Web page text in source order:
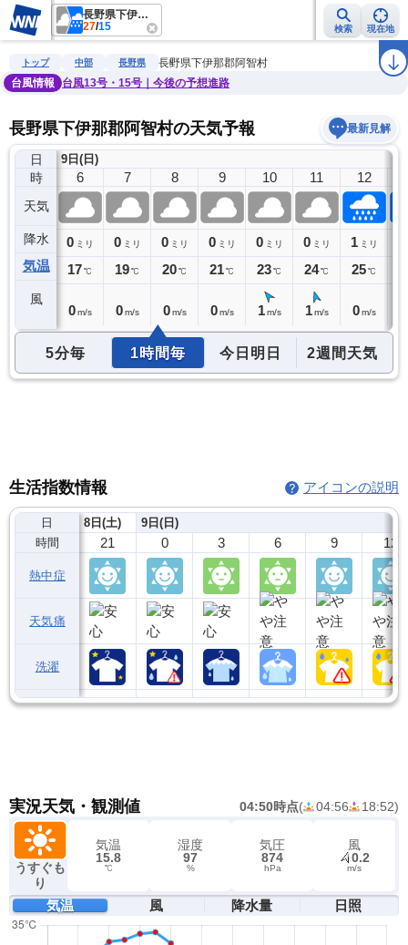
長野県下伊那郡阿智村
27/15 検索 現在地
雨雲レーダー 台風情報 地震情報 警報・注意報 ラ
トップ 中部 長野県
長野県下伊那郡阿智村
台風情報
台風13号・15号｜今後の予想進路
長野県下伊那郡阿智村の天気予報 最新見解
日
時
天気
降水
気温
風
9日(日)
5
0ミリ
16℃
6
0 ミリ
17℃
0 m/s
7
0 ミリ
19℃
0 m/s
8
0 ミリ
20℃
0 m/s
9
0 ミリ
21℃
0 m/s
10
0 ミリ
23℃
1 m/s
11
0 ミリ
24℃
1 m/s
12
1 ミリ
25℃
0 m/s
5分毎 1時間毎 今日明日 2週間天気
生活指数情報 アイコンの説明
日
時間
熱中症
天気痛
洗濯
8日(土)
21
9日(日)
0 3 6 9 12
実況天気・観測値 04:50時点( 04:56 18:52)
うすぐも
り
気温
15.8
℃
湿度
97
%
気圧
874
hPa
風
0.2
m/s
気温 風 降水量 日照